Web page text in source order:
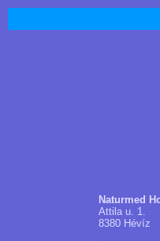
Naturmed
Attila u. 1.
8380 Hévíz